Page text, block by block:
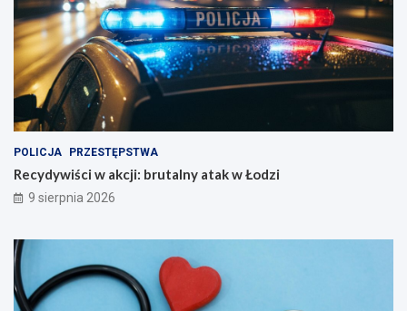
POLICJA PRZESTĘPSTWA
Recydywiści w akcji: brutalny atak w Łodzi
9 sierpnia 2026